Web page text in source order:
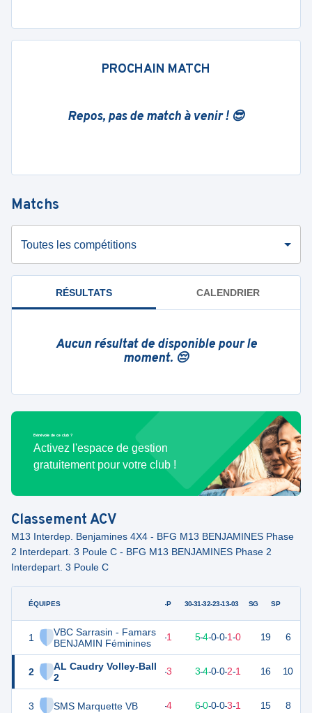
PROCHAIN MATCH
Repos, pas de match à venir ! 😎
Matchs
Toutes les compétitions
RÉSULTATS CALENDRIER
Aucun résultat de disponible pour le
moment. 😔
Bénévole de ce club ?
Activez l'espace de gestion
gratuitement pour votre club !
ClassementACV
M13 Interdep. Benjamines 4X4 - BFG M13 BENJAMINES Phase
2 Interdepart. 3 Poule C - BFG M13 BENJAMINES Phase 2
Interdepart. 3 Poule C
ÉQUIPES
1
VBC Sarrasin - Famars
BENJAMIN Féminines
2
AL Caudry Volley-Ball
2
3 SMS Marquette VB
G-P 30-31-32-23-13-03 SG SP
24 10 -1 5-4-0-0-1-0 19 6
19 10 -3 3-4-0-0-2-1 16 10
21 10 -4 6-0-0-0-3-1 15 8